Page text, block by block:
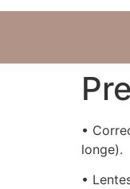
•
longe).
•